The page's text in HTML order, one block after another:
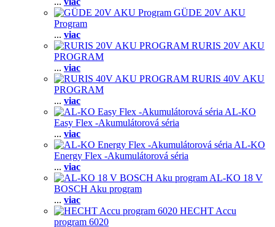
GÜDE 20V AKU
Program
... viac
RURIS 20V AKU
PROGRAM
... viac
RURIS 40V AKU
PROGRAM
... viac
AL-KO
Easy Flex -Akumulátorová séria
... viac
AL-KO
Energy Flex -Akumulátorová séria
... viac
AL-KO 18 V
BOSCH Aku program
... viac
HECHT Accu
program 6020